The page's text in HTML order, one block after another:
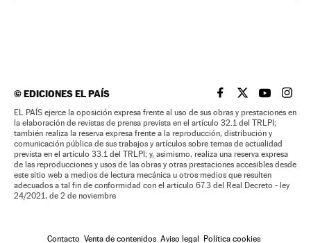
©EDICIONES EL PAÍS EL PAÍS BRASIL EN
EL PAÍSEL PAÍS
EL
EL PAÍS ejerce la oposición expresa frente al uso de sus obras y prestaciones en
la elaboración de revistas de prensa prevista en el artículo 32.1 del TRLPI;
también realiza la reserva expresa frente a la reproducción, distribución y
comunicación pública de sus trabajos y artículos sobre temas de actualidad
prevista en el artículo 33.1 del TRLPI; y, asimismo, realiza una reserva expresa
de las reproducciones y usos de las obras y otras prestaciones accesibles desde
este sitio web a medios de lectura mecánica u otros medios que resulten
adecuados a tal fin de conformidad con el artículo 67.3 del Real Decreto - ley
24/2021, de 2 de noviembre
Contacto Venta de contenidos Aviso legal Política cookies